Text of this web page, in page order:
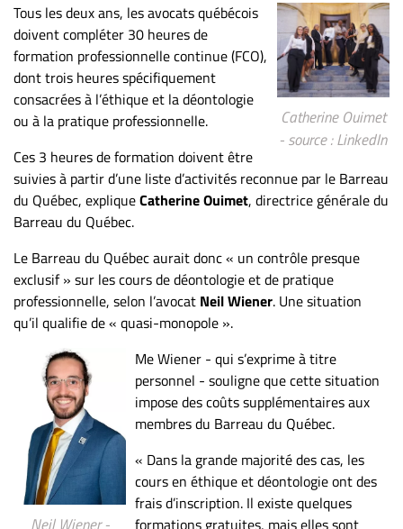
Formation
Continue
Métiers
Scoop?
CABINETS
ET
ENTREPRISES
Espace
entreprises
Page
entreprises
Publier
un
emploi
Publicité
Solutions de
recrutements
TROUVEZ-
NOUS
Catherine Ouimet
- source : LinkedIn
Tous les deux ans, les avocats québécois
doivent compléter 30 heures de
formation professionnelle continue (FCO),
dont trois heures spécifiquement
consacrées à l’éthique et la déontologie
ou à la pratique professionnelle.
Ces 3 heures de formation doivent être
suivies à partir d’une liste d’activités reconnue par le Barreau
du Québec, expliqueCatherine Ouimet, directrice générale du
Barreau du Québec.
Le Barreau du Québec aurait donc « un contrôle presque
exclusif » sur les cours de déontologie et de pratique
professionnelle, selon l’avocat NeilWiener. Une situation
qu’il qualifie de « quasi-monopole ».
Me Wiener - qui s’exprime à titre
personnel - souligne que cette situation
impose des coûts supplémentaires aux
membres du Barreau du Québec.
« Dans la grande majorité des cas, les
cours en éthique et déontologie ont des
frais d’inscription. Il existe quelques
formations gratuites, mais elles sont